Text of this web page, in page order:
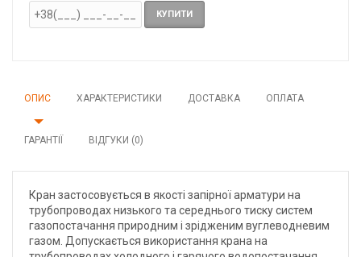
КУПИТИ
ОПИС ХАРАКТЕРИСТИКИ ДОСТАВКА ОПЛАТА
ГАРАНТІЇ ВІДГУКИ (0)
Кран застосовується в якості запірної арматури на
трубопроводах низького та середнього тиску систем
газопостачання природним і зрідженим вуглеводневим
газом. Допускається використання крана на